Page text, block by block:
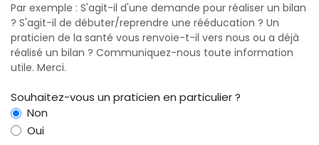
Par exemple : S'agit-il d'une demande pour réaliser un bilan
? S'agit-il de débuter/reprendre une rééducation ? Un
praticien de la santé vous renvoie-t-il vers nous ou a déjà
réalisé un bilan ? Communiquez-nous toute information
utile. Merci.
Souhaitez-vous un praticien en particulier ?
Non
Oui